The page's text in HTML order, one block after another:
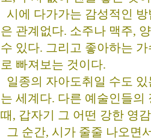
시에 다가가는 감성적인
은 관계없다. 소주나 맥주,
수 있다. 그리고 좋아하는
로 빠져보는 것이다.
일종의 자아도취일 수도
는 세계다. 다른 예술인들
때, 갑자기 그 어떤 강한 영
그 순간, 시가 줄줄 나오면